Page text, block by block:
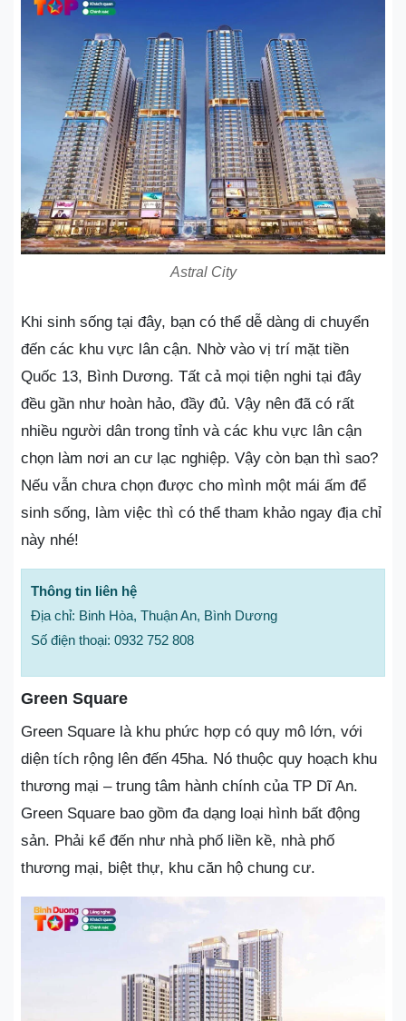
Astral City
Khi sinh sống tại đây, bạn có thể dễ dàng di chuyển
đến các khu vực lân cận. Nhờ vào vị trí mặt tiền
Quốc 13, Bình Dương. Tất cả mọi tiện nghi tại đây
đều gần như hoàn hảo, đầy đủ. Vậy nên đã có rất
nhiều người dân trong tỉnh và các khu vực lân cận
chọn làm nơi an cư lạc nghiệp. Vậy còn bạn thì sao?
Nếu vẫn chưa chọn được cho mình một mái ấm để
sinh sống, làm việc thì có thể tham khảo ngay địa chỉ
này nhé!
Thông tin liên hệ
Địa chỉ: Binh Hòa, Thuận An, Bình Dương
Số điện thoại: 0932 752 808
Green Square
Green Square là khu phức hợp có quy mô lớn, với
diện tích rộng lên đến 45ha. Nó thuộc quy hoạch khu
thương mại – trung tâm hành chính của TP Dĩ An.
Green Square bao gồm đa dạng loại hình bất động
sản. Phải kể đến như nhà phố liền kề, nhà phố
thương mại, biệt thự, khu căn hộ chung cư.